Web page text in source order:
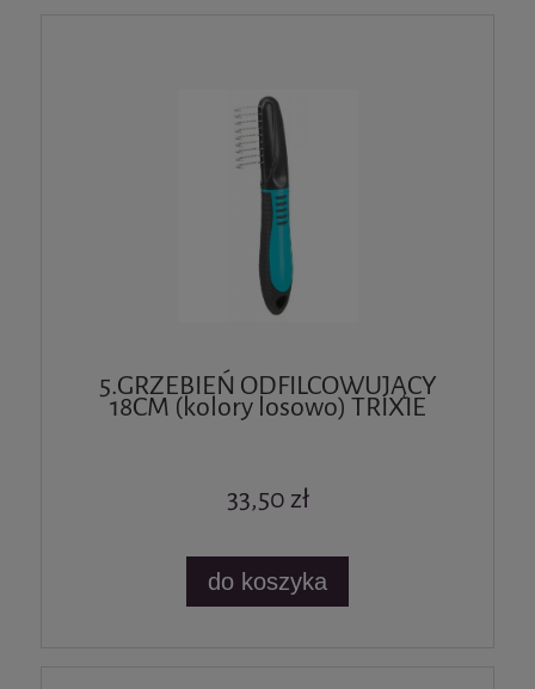
5.GRZEBIEŃ ODFILCOWUJĄCY
18CM (kolory losowo) TRIXIE
33,50 zł
do koszyka